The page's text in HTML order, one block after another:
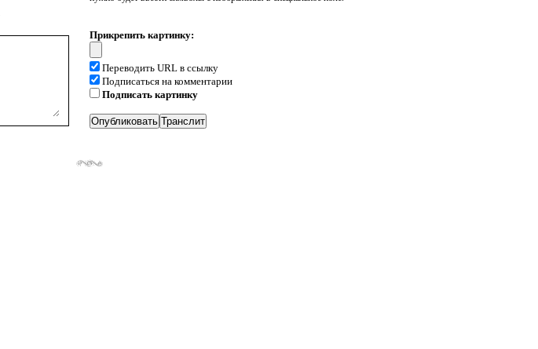
Прикрепить картинку:
Переводить URL в ссылку
Подписаться на комментарии
Подписать картинку